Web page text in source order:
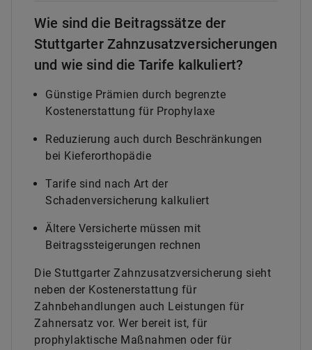
Wie sind die Beitragssätze der
Stuttgarter Zahnzusatzversicherungen
und wie sind die Tarife kalkuliert?
Günstige Prämien durch begrenzte
Kostenerstattung für Prophylaxe
Reduzierung auch durch Beschränkungen
bei Kieferorthopädie
Tarife sind nach Art der
Schadenversicherung kalkuliert
Ältere Versicherte müssen mit
Beitragssteigerungen rechnen
Die Stuttgarter Zahnzusatzversicherung sieht
neben der Kostenerstattung für
Zahnbehandlungen auch Leistungen für
Zahnersatz vor. Wer bereit ist, für
prophylaktische Maßnahmen oder für